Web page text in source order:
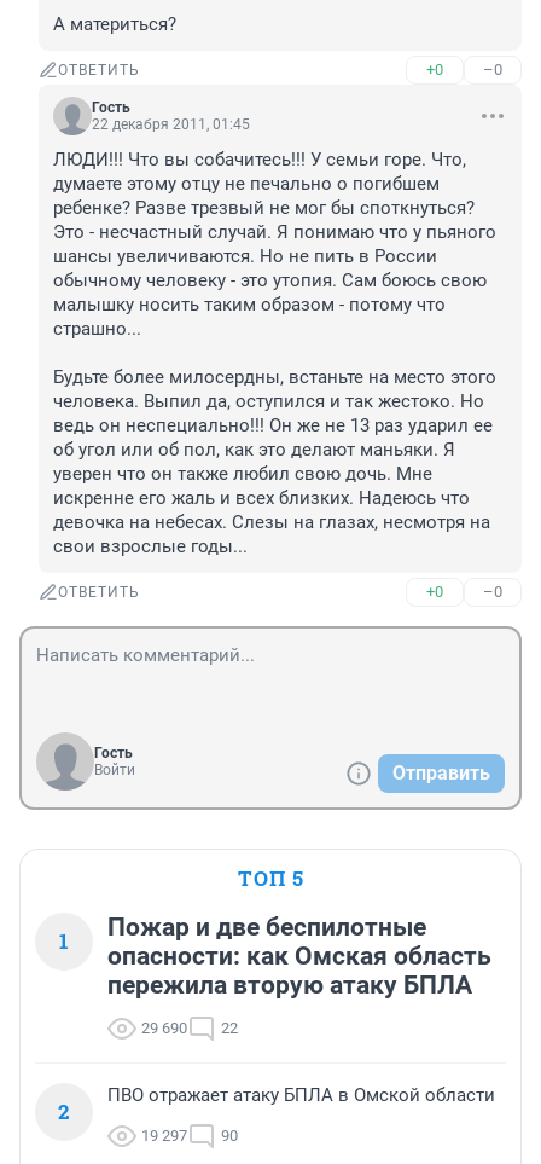
А материться?
ОТВЕТИТЬ +0 –0
Гость
22 декабря 2011, 01:45
ЛЮДИ!!! Что вы собачитесь!!! У семьи горе. Что,
думаете этому отцу не печально о погибшем
ребенке? Разве трезвый не мог бы споткнуться?
Это - несчастный случай. Я понимаю что у пьяного
шансы увеличиваются. Но не пить в России
обычному человеку - это утопия. Сам боюсь свою
малышку носить таким образом - потому что
страшно...
Будьте более милосердны, встаньте на место этого
человека. Выпил да, оступился и так жестоко. Но
ведь он неспециально!!! Он же не 13 раз ударил ее
об угол или об пол, как это делают маньяки. Я
уверен что он также любил свою дочь. Мне
искренне его жаль и всех близких. Надеюсь что
девочка на небесах. Слезы на глазах, несмотря на
свои взрослые годы...
ОТВЕТИТЬ +0 –0
Гость
Войти
Отправить
ТОП 5
1
Пожар и две беспилотные
опасности: как Омская область
пережила вторую атаку БПЛА
29 690 22
2
ПВО отражает атаку БПЛА в Омской области
19 297 90